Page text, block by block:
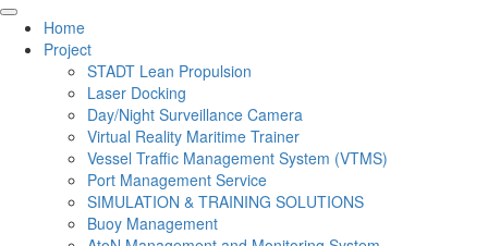
Home
Project
STADT Lean Propulsion
Laser Docking
Day/Night Surveillance Camera
Virtual Reality Maritime Trainer
Vessel Traffic Management System (VTMS)
Port Management Service
SIMULATION & TRAINING SOLUTIONS
Buoy Management